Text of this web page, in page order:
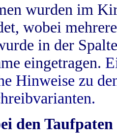
wurden im
wobei
in der
eingetragen.
Hinweise zu
den Taufpaten